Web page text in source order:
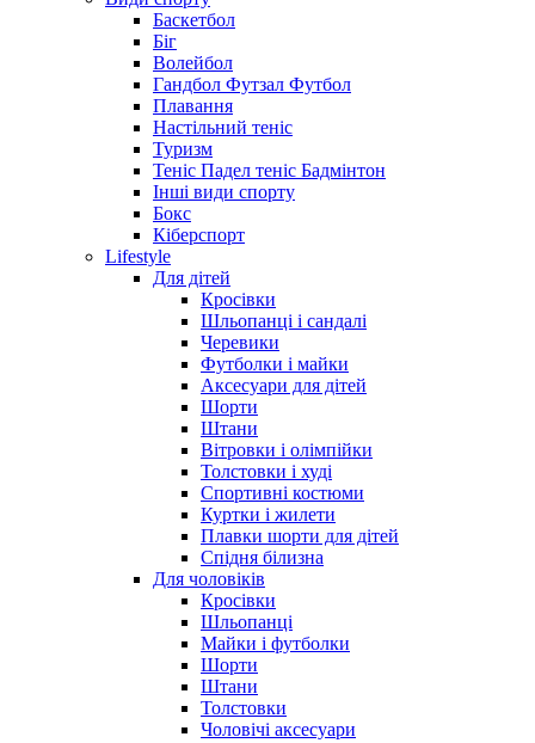
Баскетбол
Біг
Волейбол
Гандбол Футзал Футбол
Плавання
Настільний теніс
Туризм
Теніс Падел теніс Бадмінтон
Інші види спорту
Бокс
Кіберспорт
Lifestyle
Для дітей
Кросівки
Шльопанці і сандалі
Черевики
Футболки і майки
Аксесуари для дітей
Шорти
Штани
Вітровки і олімпійки
Толстовки і худі
Спортивні костюми
Куртки і жилети
Плавки шорти для дітей
Спідня білизна
Для чоловіків
Кросівки
Шльопанці
Майки і футболки
Шорти
Штани
Толстовки
Чоловічі аксесуари